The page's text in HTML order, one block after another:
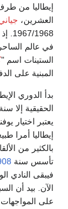
من طرف
جياني بريرا
1967/1968.
عالم الساحرة
اسم "
على الدفاع.[73]
الدوري الإيطالي
إلا سنة1929
اختيار
أمرا طبيعيا
من الألقاب
سنة1908
النادي الوحيد
بيد أن السبب
المواجهات بين